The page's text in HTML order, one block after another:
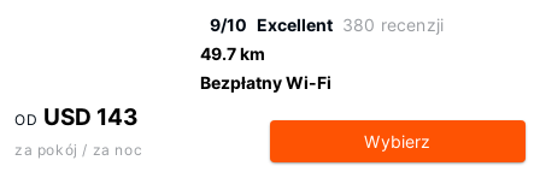
9/10 Excellent 380 recenzji
49.7 km
Bezpłatny Wi-Fi
OD USD 143
za pokój / za noc Wybierz